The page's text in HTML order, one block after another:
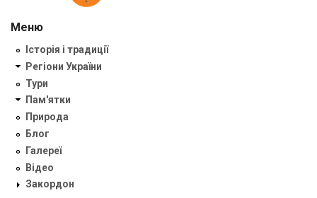
Меню
Історія і традиції
Регіони України
Тури
Пам'ятки
Природа
Блог
Галереї
Відео
Закордон